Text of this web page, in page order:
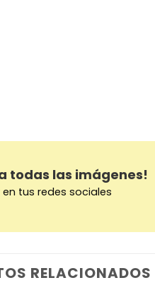
todas las imágenes!
en tus redes sociales
RELACIONADOS